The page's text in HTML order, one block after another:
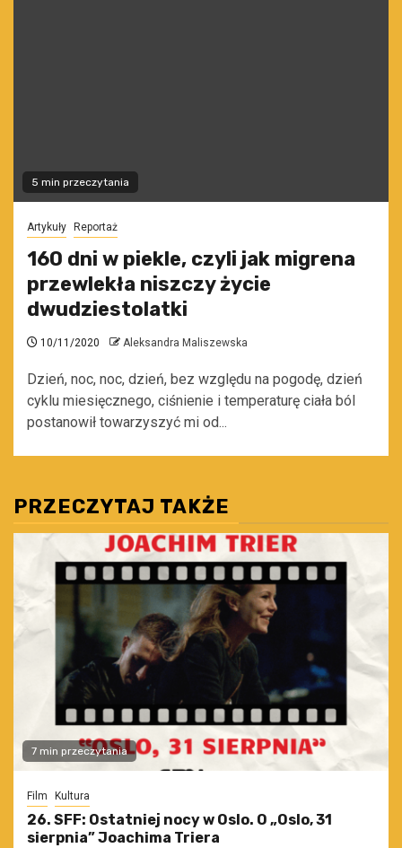
5 min przeczytania
Artykuły Reportaż
160 dni w piekle, czyli jak migrena
przewlekła niszczy życie
dwudziestolatki
10/11/2020 Aleksandra Maliszewska
Dzień, noc, noc, dzień, bez względu na pogodę, dzień
cyklu miesięcznego, ciśnienie i temperaturę ciała ból
postanowił towarzyszyć mi od...
PRZECZYTAJ TAKŻE
7 min przeczytania
Film Kultura
26. SFF: Ostatniej nocy w Oslo. O „Oslo, 31
sierpnia” Joachima Triera